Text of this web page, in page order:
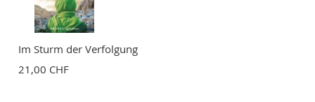
Im Sturm der Verfolgung
21,00 CHF